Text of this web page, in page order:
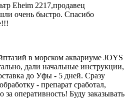
Eheim 2217,продавец
очень быстро. Спасибо
в морском аквариуме JOYS
дали начальные инструкции,
до Уфы - 5 дней. Сразу
- препарат сработал,
оперативность! Буду заказывать